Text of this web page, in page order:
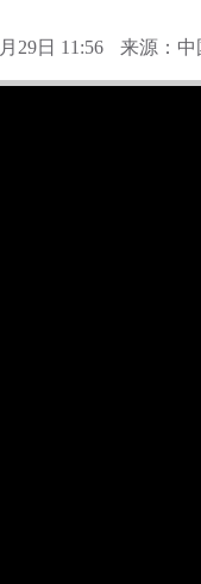
29日 11:56 来源：中